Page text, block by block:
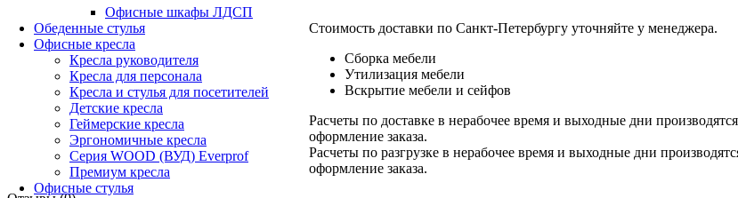
Офисные шкафы ЛДСП
Обеденные стулья
Офисные кресла
Кресла руководителя
Кресла для персонала
Кресла и стулья для посетителей
Детские кресла
Геймерские кресла
Эргономичные кресла
Серия WOOD (ВУД) Everprof
Премиум кресла
Офисные стулья
Стоимость доставки по Санкт-Петербургу уточняйте у менеджера.
Сборка мебели
Утилизация мебели
Вскрытие мебели и сейфов
Расчеты по доставке в нерабочее время и выходные дни
оформление заказа.
Расчеты по разгрузке в нерабочее время и выходные дни
оформление заказа.